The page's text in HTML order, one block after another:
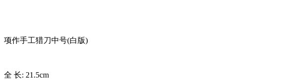
项作手工猎刀中号(白版)
全 长: 21.5cm